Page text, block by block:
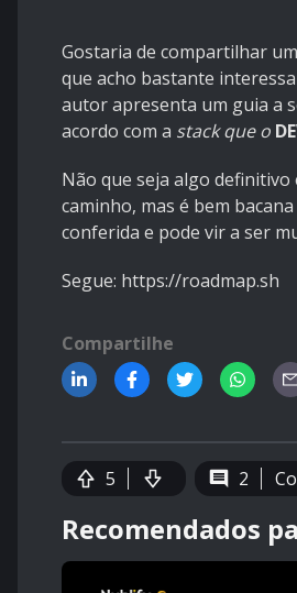
Gostaria de compartilhar
que acho bastante
autor apresenta um guia a
acordo com a stack que o
Não que seja algo definitivo
caminho, mas é bem
conferida e pode vir a ser
Segue: https://roadmap.sh
Compartilhe
5 2
Recomendados